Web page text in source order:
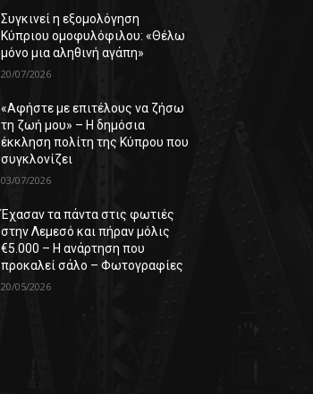
Συγκινεί η εξομολόγηση
Κύπριου ομοφυλόφιλου: «Θέλω
μόνο μια αληθινή αγάπη»
20/07/2026
«Αφήστε με επιτέλους να ζήσω
τη ζωή μου» – Η δημόσια
έκκληση πολίτη της Κύπρου που
συγκλονίζει
03/07/2026
Έχασαν τα πάντα στις φωτιές
στην Λεμεσό και πήραν μόλις
€5.000 – Η ανάρτηση που
προκαλεί σάλο – Φωτογραφίες
20/05/2026